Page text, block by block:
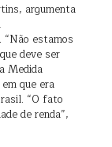
argumenta
“Não estamos
deve ser
Medida
que era
“O fato
de renda”,